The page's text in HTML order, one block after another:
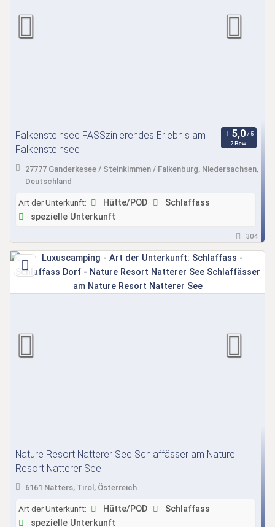
Falkensteinsee FASSzinierendes Erlebnis am
Falkensteinsee
2 Bew.
27777 Ganderkesee / Steinkimmen / Falkenburg, Niedersachsen,
Deutschland
Art der Unterkunft: Hütte/POD
Schlaffass
spezielle Unterkunft
304
Nature Resort Natterer See Schlaffässer am Nature
Resort Natterer See
6161 Natters, Tirol, Österreich
Art der Unterkunft: Hütte/POD
Schlaffass
spezielle Unterkunft